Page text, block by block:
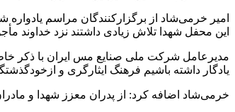
امیر خرمی‌شاد از برگزارکنندگان مراسم
این محفل شهدا تلاش زیادی داشتند نزد خداوند
مدیرعامل شرکت ملی صنایع مس ایران با ذکر
یادگار داشته باشیم فرهنگ ایثارگری و
خرمی‌شاد اضافه کرد: از پدران معزز شهدا و